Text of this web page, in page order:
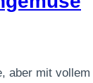
aber mit